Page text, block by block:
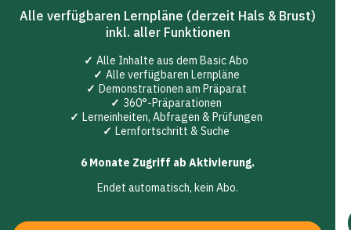
Alle verfügbaren Lernpläne (derzeit Hals & Brust)
inkl. aller Funktionen
Alle Inhalte aus dem Basic Abo
Alle verfügbaren Lernpläne
Demonstrationen am Präparat
360°-Präparationen
Lerneinheiten, Abfragen & Prüfungen
Lernfortschritt & Suche
6 Monate Zugriff ab Aktivierung.
Endet automatisch, kein Abo.